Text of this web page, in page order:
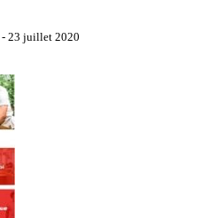
- 23 juillet 2020